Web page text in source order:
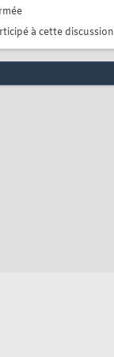
à cette discussion